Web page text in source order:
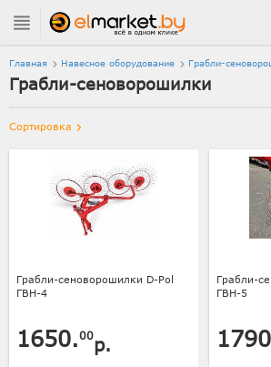
Главная Навесное оборудование Грабли-
Грабли-сеноворошилки
Сортировка
Грабли-сеноворошилки D-Pol
ГВН-4
1650.00р.
Грабли-
ГВН-5